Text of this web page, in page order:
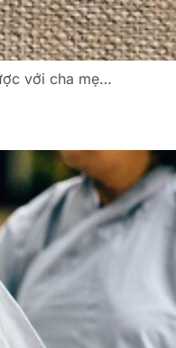
với cha mẹ…